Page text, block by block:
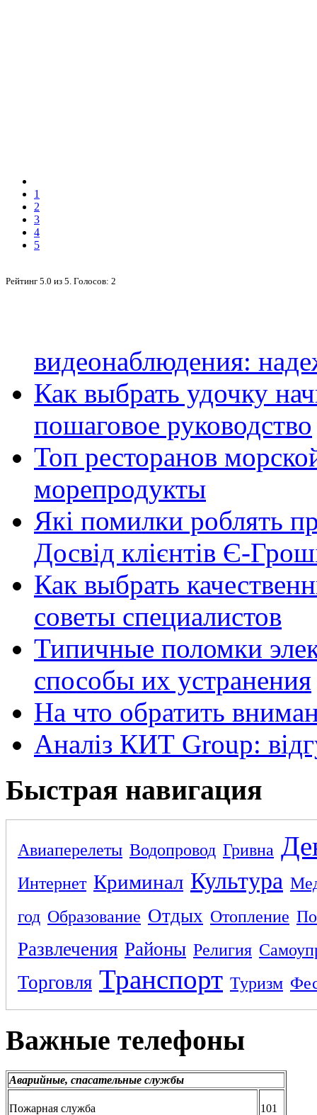
1
2
3
4
5
Рейтинг 5.0 из 5 . Голосов: 2
видеонаблюдения:
Как выбрать удочку
пошаговое руководство
Топ ресторанов
морепродукты
Які помилки роблять
Досвід клієнтів Є-
Как выбрать
советы специалистов
Типичные поломки
способы их устранения
На что обратить
Аналіз КИТ Group:
Быстрая навигация
Авиаперелеты Водопровод Гривна
Интернет Криминал Культура
год Образование Отдых Отопление
Развлечения Районы Религия
Торговля Транспорт Туризм
Важные телефоны
Аварийные, спасательные службы
Пожарная служба 101